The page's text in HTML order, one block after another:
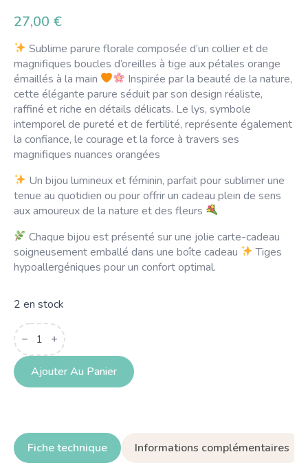
27,00 €
Sublime parure florale composée d’un collier et de
magnifiques boucles d’oreilles à tige aux pétales orange
émaillés à la main
Inspirée par la beauté de la nature,
cette élégante parure séduit par son design réaliste,
raffiné et riche en détails délicats. Le lys, symbole
intemporel de pureté et de fertilité, représente également
la confiance, le courage et la force à travers ses
magnifiques nuances orangées
Un bijou lumineux et féminin, parfait pour sublimer une
tenue au quotidien ou pour offrir un cadeau plein de sens
aux amoureux de la nature et des fleurs
Chaque bijou est présenté sur une jolie carte-cadeau
soigneusement emballé dans une boîte cadeau
Tiges
hypoallergéniques pour un confort optimal.
2 en stock
quantité
de
Parure
Lys
OrangéAjouter Au Panier
Fiche technique Informations complémentaires